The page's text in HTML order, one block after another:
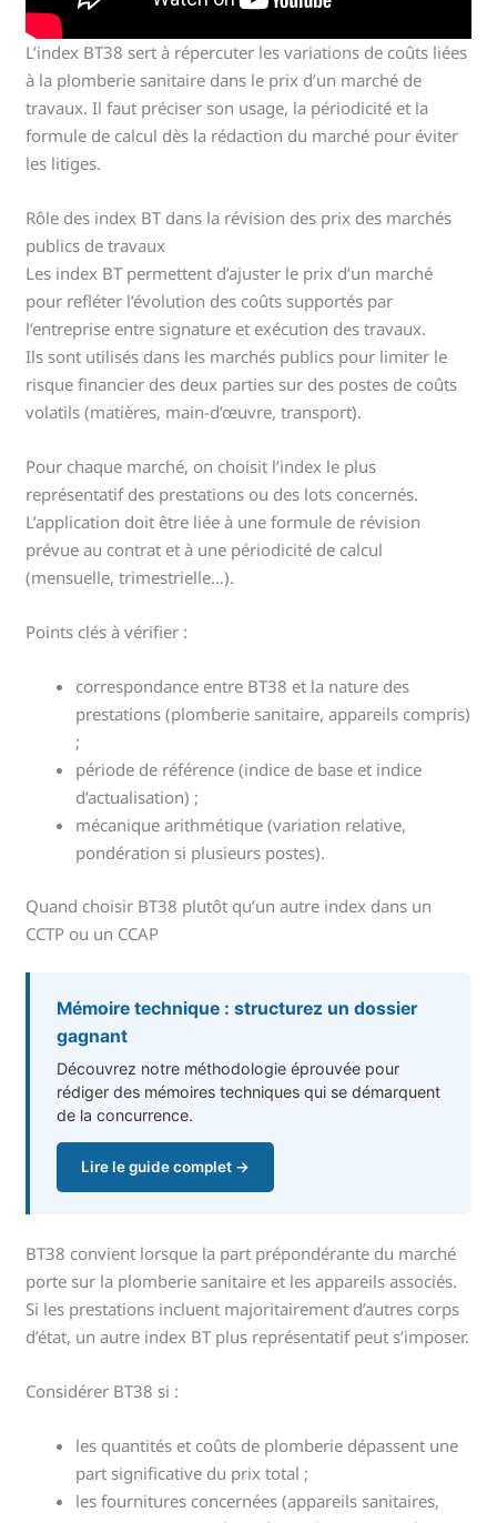
L’index BT38 sert à répercuter les variations de coûts liées
à la plomberie sanitaire dans le prix d’un marché de
travaux. Il faut préciser son usage, la périodicité et la
formule de calcul dès la rédaction du marché pour éviter
les litiges.
Rôle des index BT dans la révision des prix des marchés
publics de travaux
Les index BT permettent d’ajuster le prix d’un marché
pour refléter l’évolution des coûts supportés par
l’entreprise entre signature et exécution des travaux.
Ils sont utilisés dans les marchés publics pour limiter le
risque financier des deux parties sur des postes de coûts
volatils (matières, main-d’œuvre, transport).
Pour chaque marché, on choisit l’index le plus
représentatif des prestations ou des lots concernés.
L’application doit être liée à une formule de révision
prévue au contrat et à une périodicité de calcul
(mensuelle, trimestrielle…).
Points clés à vérifier :
correspondance entre BT38 et la nature des
prestations (plomberie sanitaire, appareils compris)
;
période de référence (indice de base et indice
d’actualisation) ;
mécanique arithmétique (variation relative,
pondération si plusieurs postes).
Quand choisir BT38 plutôt qu’un autre index dans un
CCTP ou un CCAP
Mémoire technique : structurez un dossier
gagnant
Découvrez notre méthodologie éprouvée pour
rédiger des mémoires techniques qui se démarquent
de la concurrence.
Lire le guide complet →
BT38 convient lorsque la part prépondérante du marché
porte sur la plomberie sanitaire et les appareils associés.
Si les prestations incluent majoritairement d’autres corps
d’état, un autre index BT plus représentatif peut s’imposer.
Considérer BT38 si :
les quantités et coûts de plomberie dépassent une
part significative du prix total ;
les fournitures concernées (appareils sanitaires,